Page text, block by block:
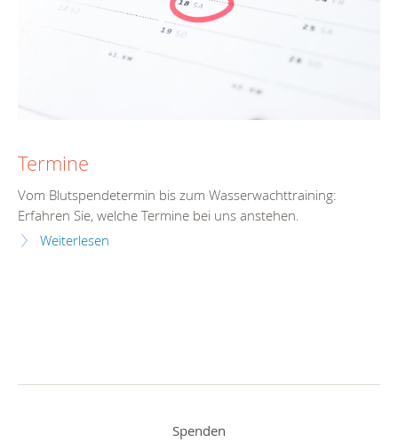
Termine
Vom Blutspendetermin bis zum Wasserwachttraining:
Erfahren Sie, welche Termine bei uns anstehen.
Weiterlesen
Spenden